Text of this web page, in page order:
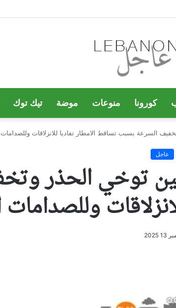
كورونا منوعات موضة تيك توك
السرعة بسبب تساقط الامطار تفاديا للانزلاقات وللصدامات
عاجل
توخي الحذر
وللصدامات